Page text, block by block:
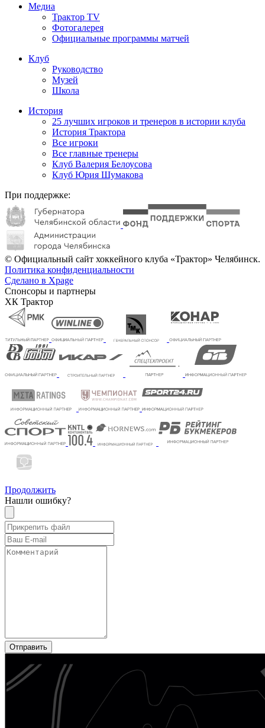
Медиа
Трактор TV
Фотогалерея
Официальные программы матчей
Клуб
Руководство
Музей
Школа
История
25 лучших игроков и тренеров в истории клуба
История Трактора
Все игроки
Все главные тренеры
Клуб Валерия Белоусова
Клуб Юрия Шумакова
При поддержке:
© Официальный сайт хоккейного клуба «Трактор» Челябинск.
Политика конфиденциальности
Сделано в Xpage
Спонсоры и партнеры
ХК Трактор
Продолжить
Нашли ошибку?